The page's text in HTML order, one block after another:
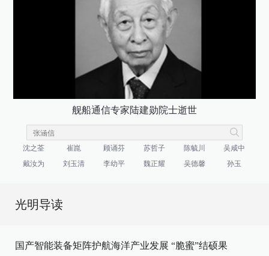
舰船通信专家陆建勋院士逝世
沈之荃 崔崑 顾诵芬 苏哲子 陈毓川
吴咸中
戴汝为
刘玉清 李幼平 魏正耀 吴德馨 孙玉
光明导读
国产智能装备矩阵护航海洋产业发展 “脆蜜”结硕果